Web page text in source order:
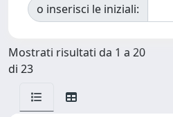
o inserisci le iniziali:
Mostrati risultati da 1 a 20
di 23